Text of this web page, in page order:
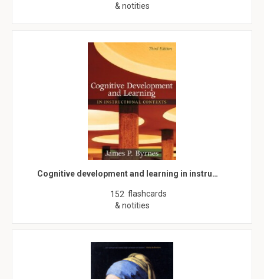
& notities
Cognitive development and learning in instru…
152 flashcards
& notities